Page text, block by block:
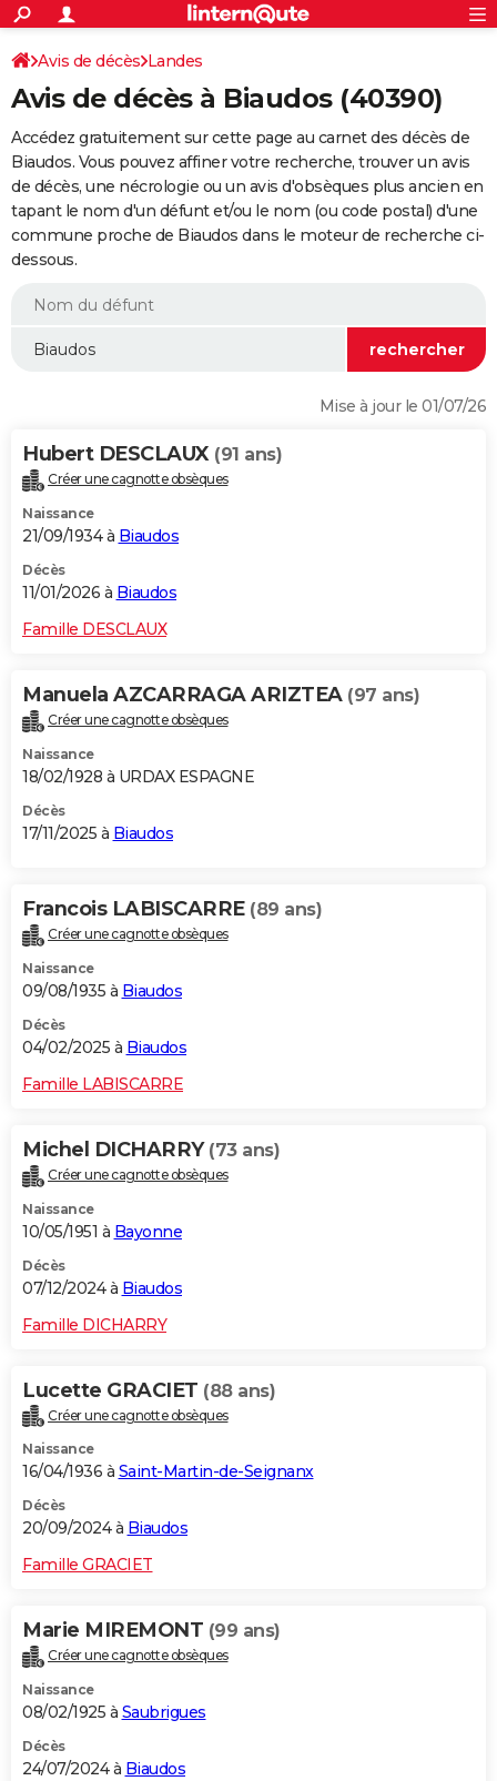
ACTUALITÉS
Politique
Société
Faits Divers
Education
Monde
Villes
+
SPORT
Coupe du monde 2026
Football
Tennis
Cyclisme
Rugby
Forum
Programme TV
TNT
Streaming
Cinéma
Sorties cinéma
Musique
+
FINANCE
Retraite
Epargne
Immobilier
Risques naturels par ville
Assurance
AUTO
Essais
Réserver un essai
Citadines
Berlines
SUV
Forum auto
+
HIGH-TECH
BRICOLAGE
WEEK-END
Alimentation
Guide de la santé
Maladies
Médicaments
Sommeil
VOYAGE
Destinations
City break
Voyage nature
Voyage de noces
Forum
Climat
+PHOTO
GUIDES D'ACHAT
Carte de Noël
Carte Bonne année
Carte Saint-Valentin
Carte Pâques
Carte d'anniversaire
DICTIONNAIRE
Dictionnaire
Biographies
Citations
Expressions
Proverbes
PROGRAMME TV
S'inscrire
Se connecter
Lycées
Collèges
Primaires
Universités
Entreprises
Service militaire
Avis de recherche
AVIS DE DÉCÈS
Bricolage
Lifestyle
Culture
Sport
Auto
Television
Voyage
Cinema
Avis de décès Landes
Avis de décès à Biaudos (40390)
Accédez gratuitement sur cette page au carnet des décès de
Biaudos. Vous pouvez affiner votre recherche, trouver un avis
de décès, une nécrologie ou un avis d'obsèques plus ancien en
tapant le nom d'un défunt et/ou le nom (ou code postal) d'une
commune proche de Biaudos dans le moteur de recherche ci-
dessous.
Mise à jour le 01/07/26
Hubert DESCLAUX (91 ans)
Créer une cagnotte obsèques
Naissance
21/09/1934 à Biaudos
Décès
11/01/2026 à Biaudos
Famille DESCLAUX
Manuela AZCARRAGA ARIZTEA (97 ans)
Créer une cagnotte obsèques
Naissance
18/02/1928 à URDAX ESPAGNE
Décès
17/11/2025 à Biaudos
Francois LABISCARRE (89 ans)
Créer une cagnotte obsèques
Naissance
09/08/1935 à Biaudos
Décès
04/02/2025 à Biaudos
Famille LABISCARRE
Michel DICHARRY (73 ans)
Créer une cagnotte obsèques
Naissance
10/05/1951 à Bayonne
Décès
07/12/2024 à Biaudos
Famille DICHARRY
Lucette GRACIET (88 ans)
Créer une cagnotte obsèques
Naissance
16/04/1936 à Saint-Martin-de-Seignanx
Décès
20/09/2024 à Biaudos
Famille GRACIET
Marie MIREMONT (99 ans)
Créer une cagnotte obsèques
Naissance
08/02/1925 à Saubrigues
Décès
24/07/2024 à Biaudos